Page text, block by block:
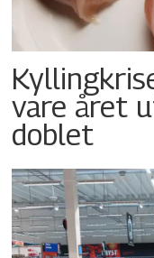
vare året
doblet